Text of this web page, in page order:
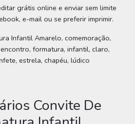
grátis online e enviar sem limite
e-mail ou se preferir imprimir.
Infantil Amarelo, comemoração,
formatura, infantil, claro,
estrela, chapéu, lúdico
Convite De